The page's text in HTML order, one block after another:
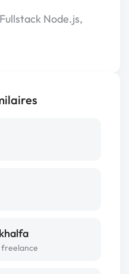
Node.js,
freelance